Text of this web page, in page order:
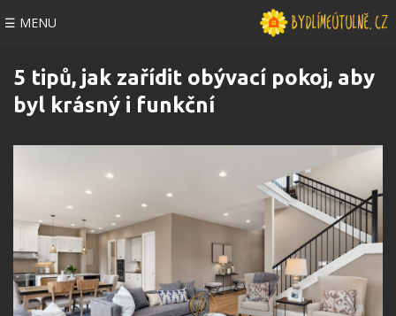
☰ MENU
5 tipů, jak zařídit obývací pokoj, aby
byl krásný i funkční